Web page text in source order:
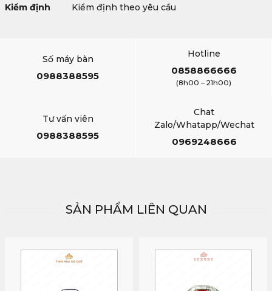
Kiểm định Kiểm định theo yêu cầu
Số máy bàn
0988388595
Hotline
0858866666
(8h00 – 21h00)
Tư vấn viên
0988388595
Chat
Zalo/Whatapp/Wechat
0969248666
SẢN PHẨM LIÊN QUAN